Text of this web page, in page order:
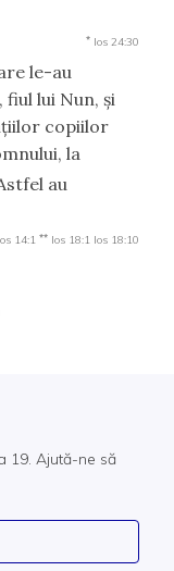
* Ios 24:30
le-au
lui Nun, şi
copiilor
la
au
14:1 ** Ios 18:1 Ios 18:10
19. Ajută-ne să